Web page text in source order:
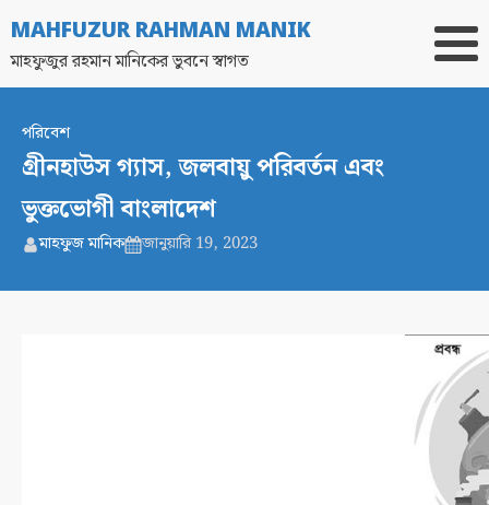
MAHFUZUR RAHMAN MANIK
মাহফুজুর রহমান মানিকের ভুবনে স্বাগত
পরিবেশ
গ্রীনহাউস গ্যাস, জলবায়ু পরিবর্তন এবং
ভুক্তভোগী বাংলাদেশ
মাহফুজ মানিক জানুয়ারি 19, 2023